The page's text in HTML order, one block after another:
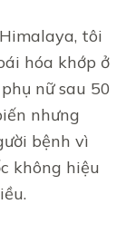
tôi
hóa khớp ở
nữ sau 50
nhưng
bệnh vì
không hiệu